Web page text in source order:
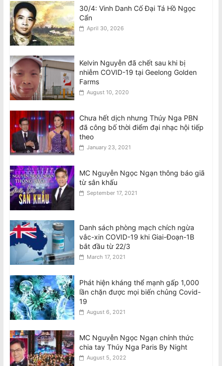
30/4: Vinh Danh Cố Đại Tá Hồ Ngọc
Cẩn
April 30, 2026
Kelvin Nguyễn đã chết sau khi bị
nhiễm COVID-19 tại Geelong Golden
Farms
August 10, 2020
Chưa hết dịch nhưng Thúy Nga PBN
đã công bố thời điểm đại nhạc hội tiếp
theo
January 23, 2021
MC Nguyễn Ngọc Ngạn thông báo giã
từ sân khấu
September 17, 2021
Danh sách phòng mạch chích ngừa
vắc-xin COVID-19 khi Giai-Đoạn-1B
bắt đầu từ 22/3
March 17, 2021
Phát hiện kháng thể mạnh gấp 1,000
lần chặn được mọi biến chủng Covid-
19
August 6, 2021
MC Nguyễn Ngọc Ngạn chính thức
chia tay Thúy Nga Paris By Night
August 5, 2022